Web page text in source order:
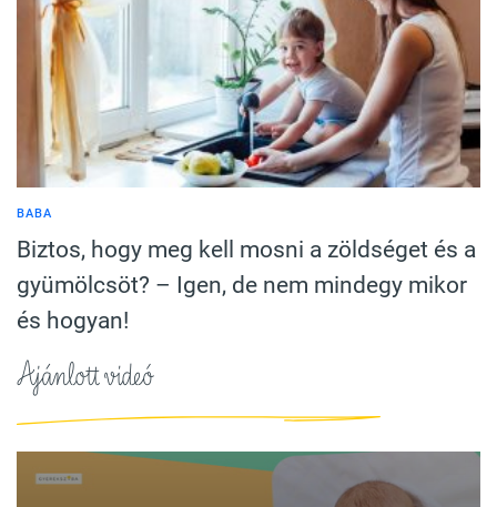
BABA
Biztos, hogy meg kell mosni a zöldséget és a
gyümölcsöt? – Igen, de nem mindegy mikor
és hogyan!
Ajánlott videó